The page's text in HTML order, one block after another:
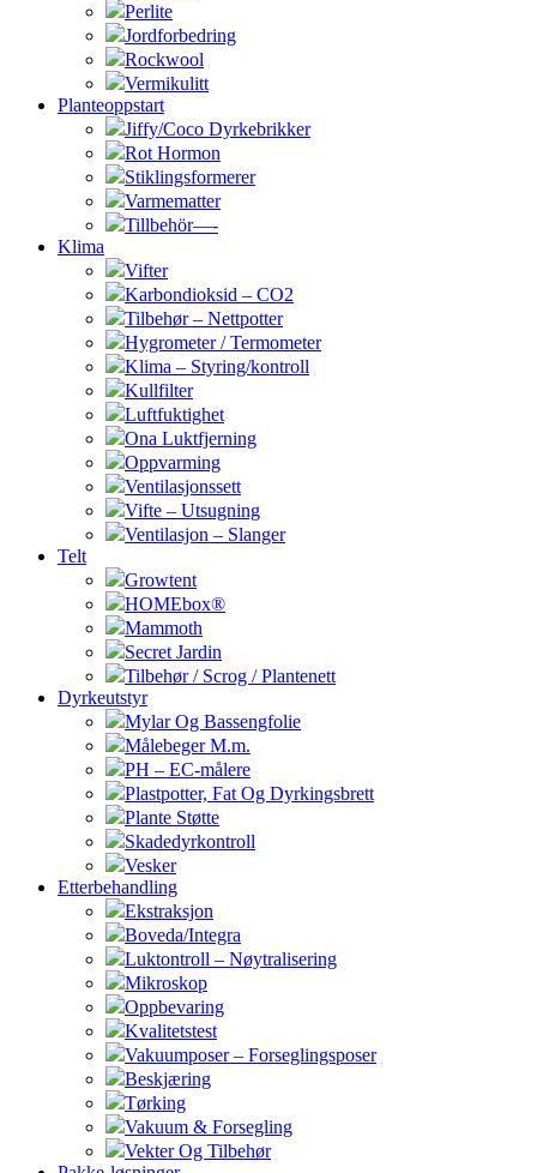
Perlite
Jordforbedring
Rockwool
Vermikulitt
Planteoppstart
Jiffy/Coco Dyrkebrikker
Rot Hormon
Stiklingsformerer
Varmematter
Tillbehör—-
Klima
Vifter
Karbondioksid – CO2
Tilbehør – Nettpotter
Hygrometer / Termometer
Klima – Styring/kontroll
Kullfilter
Luftfuktighet
Ona Luktfjerning
Oppvarming
Ventilasjonssett
Vifte – Utsugning
Ventilasjon – Slanger
Telt
Growtent
HOMEbox®
Mammoth
Secret Jardin
Tilbehør / Scrog / Plantenett
Dyrkeutstyr
Mylar Og Bassengfolie
Målebeger M.m.
PH – EC-målere
Plastpotter, Fat Og Dyrkingsbrett
Plante Støtte
Skadedyrkontroll
Vesker
Etterbehandling
Ekstraksjon
Boveda/Integra
Luktontroll – Nøytralisering
Mikroskop
Oppbevaring
Kvalitetstest
Vakuumposer – Forseglingsposer
Beskjæring
Tørking
Vakuum & Forsegling
Vekter Og Tilbehør